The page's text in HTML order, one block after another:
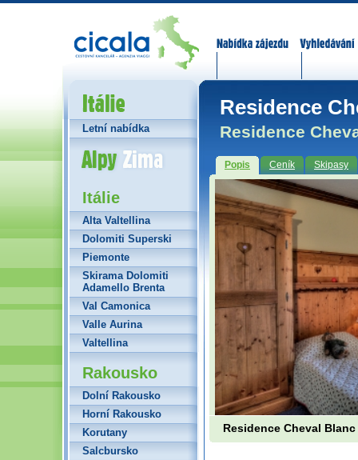
Residence
Residence
Popis Ceník Skipasy
Residence Cheval Blanc
Itálie
Letní nabídka
Alpy Zima
Itálie
Alta Valtellina
Dolomiti Superski
Piemonte
Skirama Dolomiti
Adamello Brenta
Val Camonica
Valle Aurina
Valtellina
Rakousko
Dolní Rakousko
Horní Rakousko
Korutany
Salcbursko